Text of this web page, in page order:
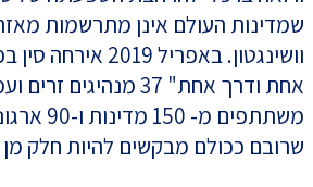
שמדינות העולם אינן מתרשמות
וושינגטון. באפריל
משתתפים מ-
שרובם ככולם מבקשים להיות חלק